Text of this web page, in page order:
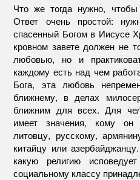
Что же тогда нужно,
Ответ очень простой:
спасенный Богом в Иисусе
кровном завете должен не
любовью, но и
каждому есть над чем
Бога, эта любовь
ближнему, в делах
ближним для всех. Для
имеет значения, кому он
литовцу, русскому,
китайцу или
какую религию
социальному классу